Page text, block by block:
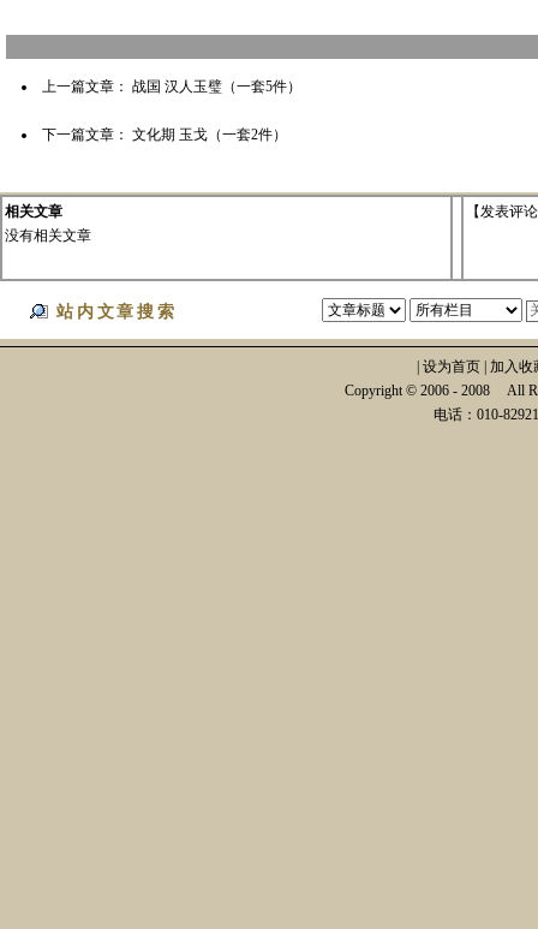
上一篇文章： 战国 汉人玉璧（一套5件）
下一篇文章： 文化期 玉戈（一套2件）
相关文章
没有相关文章
【发表评论
站内文章搜索
设为首页 加入收
Copyright © 2006 - 2008 All
电话：010-